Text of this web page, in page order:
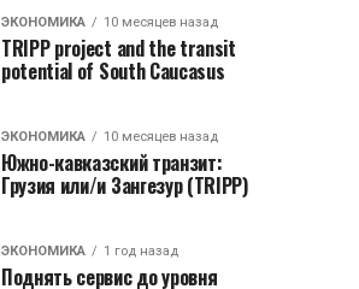
ЭКОНОМИКА 10 месяцев назад
TRIPP project and the transit
potential of South Caucasus
ЭКОНОМИКА 10 месяцев назад
Южно-кавказский транзит:
Грузия или/и Зангезур (TRIPP)
ЭКОНОМИКА 1 год назад
Поднять сервис до уровня